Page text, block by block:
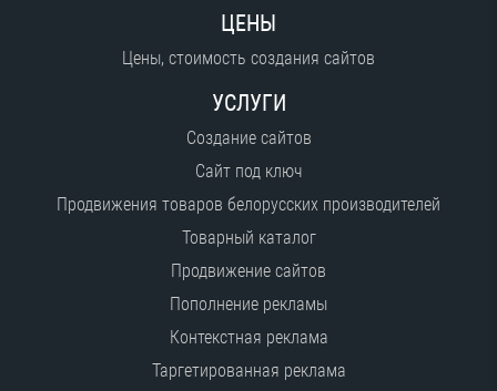
ЦЕНЫ
Цены, стоимость создания сайтов
УСЛУГИ
Создание сайтов
Сайт под ключ
Продвижения товаров белорусских производителей
Товарный каталог
Продвижение сайтов
Пополнение рекламы
Контекстная реклама
Таргетированная реклама